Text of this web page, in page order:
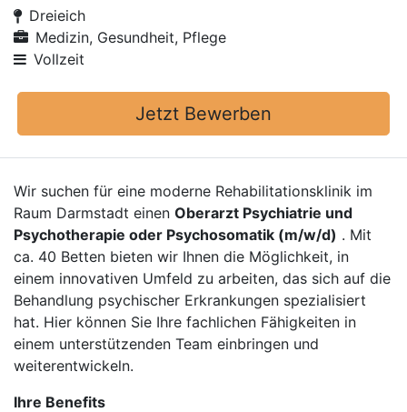
Dreieich
Medizin, Gesundheit, Pflege
Vollzeit
Jetzt Bewerben
Wir suchen für eine moderne Rehabilitationsklinik im
Raum Darmstadt einen Oberarzt Psychiatrie und
Psychotherapie oder Psychosomatik (m/w/d) . Mit
ca. 40 Betten bieten wir Ihnen die Möglichkeit, in
einem innovativen Umfeld zu arbeiten, das sich auf die
Behandlung psychischer Erkrankungen spezialisiert
hat. Hier können Sie Ihre fachlichen Fähigkeiten in
einem unterstützenden Team einbringen und
weiterentwickeln.
Ihre Benefits